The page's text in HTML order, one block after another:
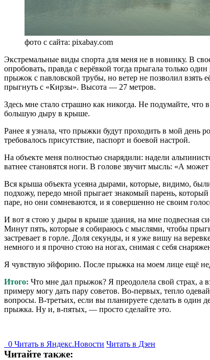
фото с сайта: pixabay.com
Экстремальные виды спорта для меня не в новинку. В
опробовать, правда с верёвкой тогда прыгала только
прыжок с павловской трубы, но ветер не позволил
прыгнуть с «Кирзы». Высота — 27 метров.
Здесь мне стало страшно как никогда. Не подумайте, что
большую дыру в крыше.
Ранее я узнала, что прыжки будут проходить в мой день
требовалось присутствие, паспорт и боевой настрой.
На объекте меня полностью снарядили: надели
ватнее становятся ноги. В голове звучит мысль: «А может
Вся крыша объекта усеяна дырами, которые, видимо,
подхожу, передо мной прыгает знакомый парень,
паре, но они сомневаются, и я совершенно не своим
И вот я стою у дыры в крыше здания, на мне подвесная
Минут пять, которые я собираюсь с мыслями, чтобы
застревает в горле. Доля секунды, и я уже вишу на
немного и я прочно стою на ногах, снимая с себя
Я чувствую эйфорию. После прыжка на моем лице ещё
Итого: Что мне дал прыжок? Я преодолела свой страх, а
примеру могу дать пару советов. Во-первых, тепло
вопросы. В-третьих, если вы планируете сделать в один
прыжка. Ну и, в-пятых, — просто сделайте это.
0 Читать в Яндекс.Новости Читать в Дзен
Читайте также: